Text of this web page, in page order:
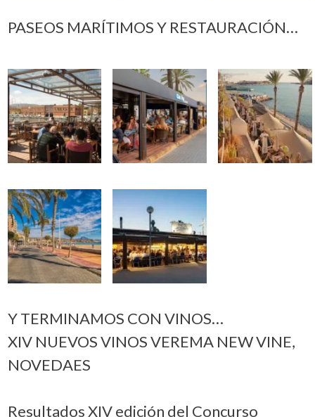
PASEOS MARÍTIMOS Y RESTAURACIÓN…
Y TERMINAMOS CON VINOS…
XIV NUEVOS VINOS VEREMA NEW VINE,
NOVEDAES
Resultados XIV edición del Concurso